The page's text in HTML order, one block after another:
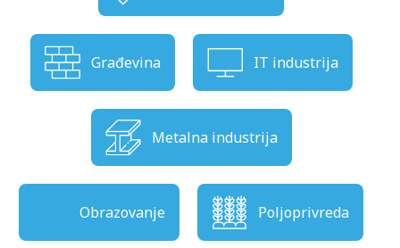
Građevina IT industrija
Metalna industrija
Obrazovanje Poljoprivreda